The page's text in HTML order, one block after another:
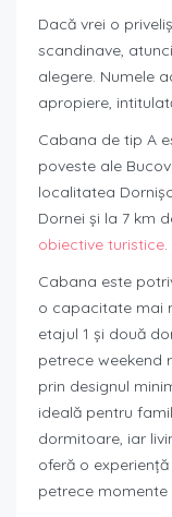
Dacă vrei o
scandinave, atunci
alegere. Numele
apropiere,
Cabana de tip A
poveste ale
localitatea
Dornei și la 7 km
obiective turistice
Cabana este
o capacitate mai
etajul 1 și două
petrece weekend
prin designul
ideală pentru
dormitoare, iar
oferă o
petrece